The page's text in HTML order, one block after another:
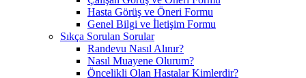
Hasta Görüş ve Öneri Formu
Genel Bilgi ve İletişim Formu
Sıkça Sorulan Sorular
Randevu Nasıl Alınır?
Nasıl Muayene Olurum?
Öncelikli Olan Hastalar Kimlerdir?